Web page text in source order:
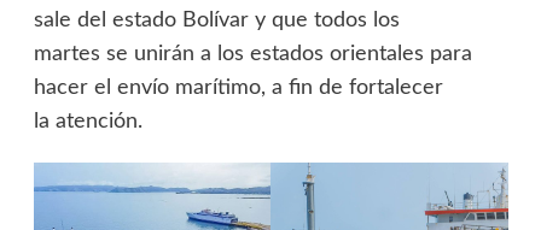
sale del estado Bolívar y que todos los
martes se unirán a los estados orientales para
hacer el envío marítimo, a fin de fortalecer
la atención.